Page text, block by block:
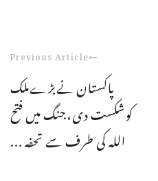
Previous Article
پاکستان نےبڑےملک
کوشکست دی،جنگ میں فتح
اللہ کی طرف سے تحفہ ...